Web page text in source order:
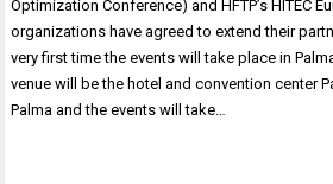
Optimization Conference) and HFTP’s HITEC
organizations have agreed to extend their
very first time the events will take place in
venue will be the hotel and convention center
Palma and the events will take…